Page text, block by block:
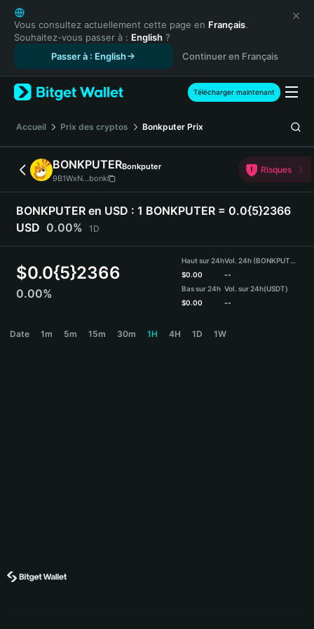
English
日本語
Tiếng Việt
Español (Latinoamérica)
Türkçe
Français
Deutsch
简体中文
繁體中文
Português (Portugal)
Bahasa Indonesia
ภาษาไทย
हिन्दी
Español
Português (Brasil)
Vous consultez actuellement cette page en Français.
Souhaitez-vous passer à : English ?
Passer à : English
Continuer en Français
Télécharger maintenant
Accueil Prix des cryptos Bonkputer Prix
BONKPUTERBonkputer
9B1WxN...bonk
Risques
BONKPUTER en USD : 1 BONKPUTER = 0.0{5}2366
USD 0.00% 1D
$0.0{5}2366
0.00%
Haut sur 24h
$0.00
Bas sur 24h
$0.00
Vol. 24h (BONKPUTER)
--
Vol. sur 24h(USDT)
--
Date 1m 5m 15m 30m 1H 4H 1D 1W